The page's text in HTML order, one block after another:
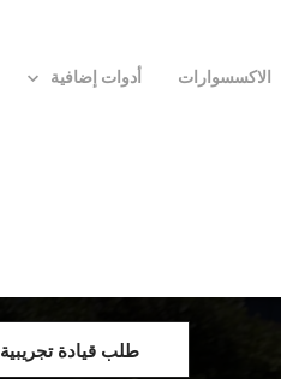
الاكسسوارات أدوات إضافية
طلب قيادة تجريبية